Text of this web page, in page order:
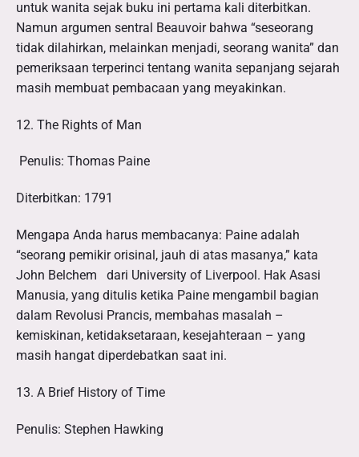
untuk wanita sejak buku ini pertama kali diterbitkan.
Namun argumen sentral Beauvoir bahwa “seseorang
tidak dilahirkan, melainkan menjadi, seorang wanita” dan
pemeriksaan terperinci tentang wanita sepanjang sejarah
masih membuat pembacaan yang meyakinkan.
12. The Rights of Man
Penulis: Thomas Paine
Diterbitkan: 1791
Mengapa Anda harus membacanya: Paine adalah
“seorang pemikir orisinal, jauh di atas masanya,” kata
John Belchem dari University of Liverpool. Hak Asasi
Manusia, yang ditulis ketika Paine mengambil bagian
dalam Revolusi Prancis, membahas masalah –
kemiskinan, ketidaksetaraan, kesejahteraan – yang
masih hangat diperdebatkan saat ini.
13. A Brief History of Time
Penulis: Stephen Hawking